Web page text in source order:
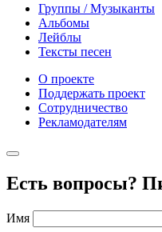
Группы / Музыканты
Альбомы
Лейблы
Тексты песен
О проекте
Поддержать проект
Сотрудничество
Рекламодателям
Есть вопросы?
Имя